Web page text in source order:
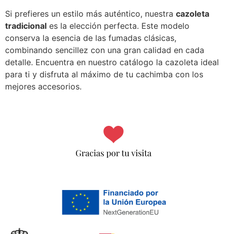
Si prefieres un estilo más auténtico, nuestra cazoleta
tradicional es la elección perfecta. Este modelo
conserva la esencia de las fumadas clásicas,
combinando sencillez con una gran calidad en cada
detalle. Encuentra en nuestro catálogo la cazoleta ideal
para ti y disfruta al máximo de tu cachimba con los
mejores accesorios.